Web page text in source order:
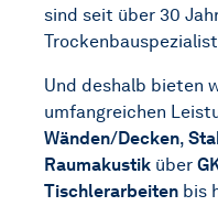
sind seit über 30
Und deshalb bieten
umfangreichen
Wänden/Decken,
Raumakustik über
Tischlerarbeiten bis